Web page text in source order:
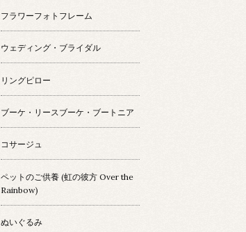
フラワーフォトフレーム
ウェディング・ブライダル
リングピロー
ブーケ・リースブーケ・ブートニア
コサージュ
ペットのご供養 (虹の彼方 Over the
Rainbow)
ぬいぐるみ